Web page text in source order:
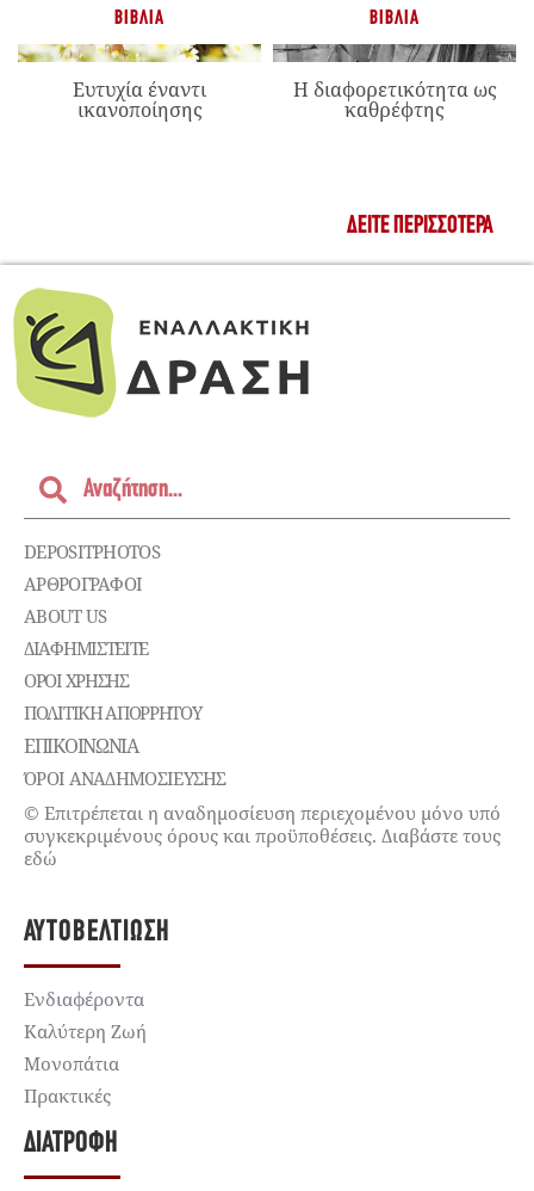
ΒΙΒΛΊΑ
Ευτυχία έναντι
ικανοποίησης
ΒΙΒΛΊΑ
Η διαφορετικότητα ως
καθρέφτης
ΔΕΊΤΕ ΠΕΡΙΣΣΌΤΕΡΑ
DEPOSITPHOTOS
ΑΡΘΡΟΓΡΑΦΟΙ
ABOUT US
ΔΙΑΦΗΜΙΣΤΕΊΤΕ
ΌΡΟΙ ΧΡΉΣΗΣ
ΠΟΛΙΤΙΚΉ ΑΠΟΡΡΉΤΟΥ
ΕΠΙΚΟΙΝΩΝΊΑ
ΌΡΟΙ ΑΝΑΔΗΜΟΣΙΕΥΣΗΣ
© Επιτρέπεται η αναδημοσίευση περιεχομένου μόνο υπό
συγκεκριμένους όρους και προϋποθέσεις. Διαβάστε τους
εδώ
ΑΥΤΟΒΕΛΤΊΩΣΗ
Ενδιαφέροντα
Καλύτερη Ζωή
Μονοπάτια
Πρακτικές
ΔΙΑΤΡΟΦΉ